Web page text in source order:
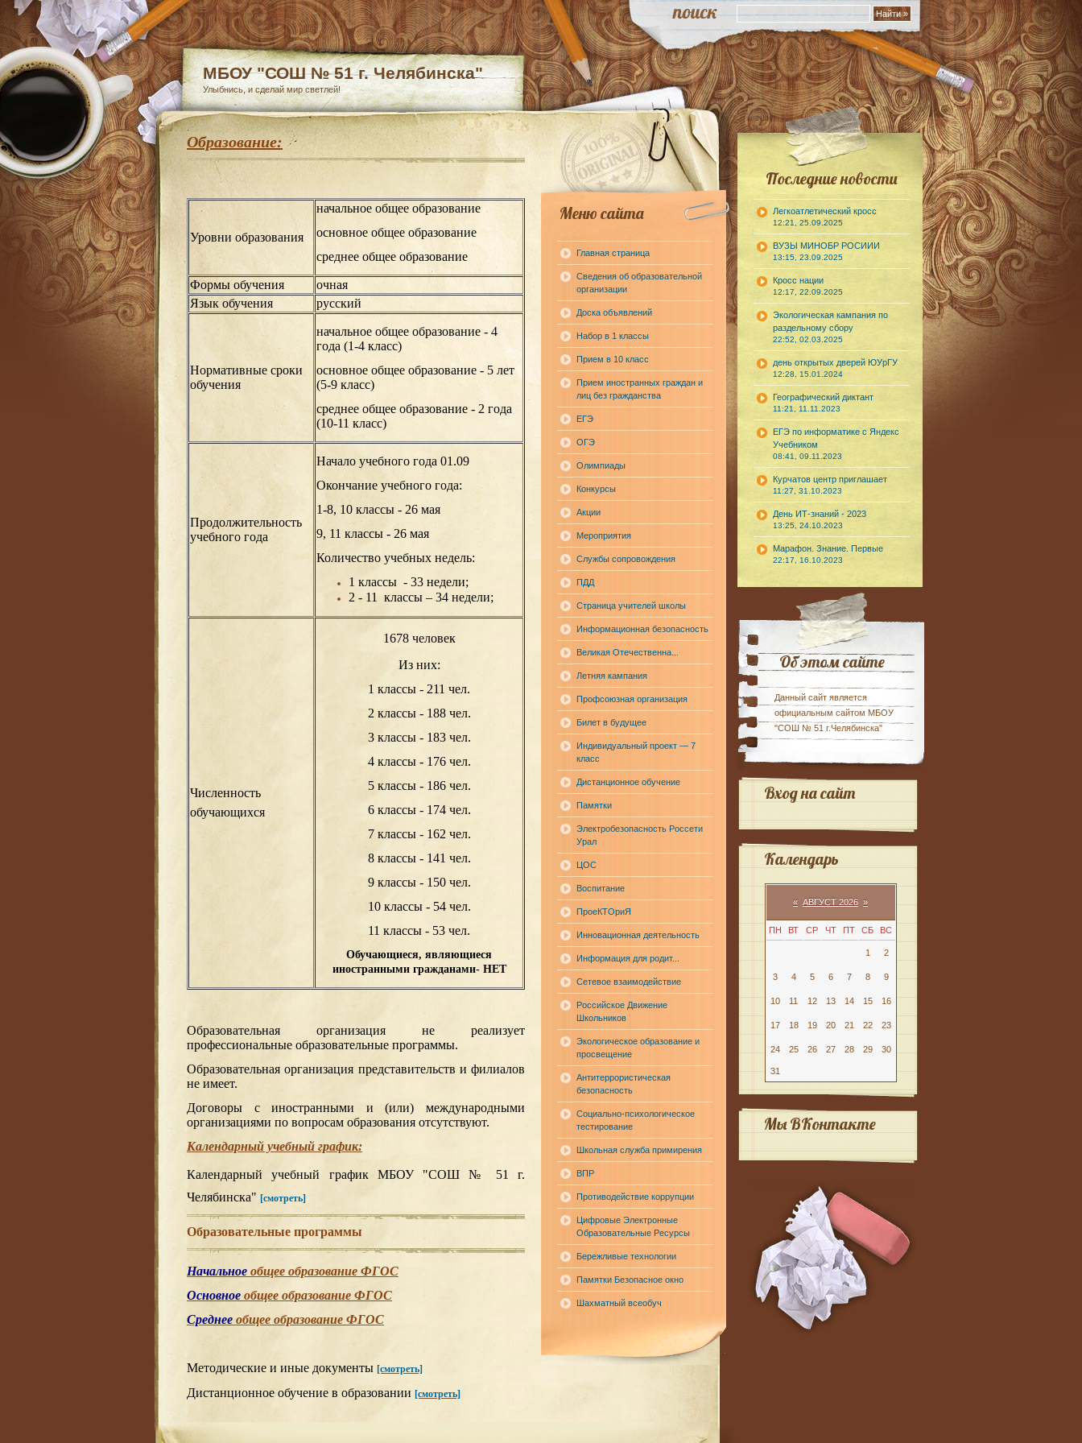
МБОУ "СОШ № 51 г. Челябинска"
Улыбнись, и сделай мир светлей!
Образование:
Уровни образования
начальное общее образование
основное общее образование
среднее общее образование
Формы обучения
очная
Язык обучения
русский
Нормативные сроки
обучения
начальное общее образование - 4
года (1-4 класс)
основное общее образование - 5 лет
(5-9 класс)
среднее общее образование - 2 года
(10-11 класс)
Продолжительность
учебного года
Начало учебного года 01.09
Окончание учебного года:
1-8, 10 классы - 26 мая
9, 11 классы - 26 мая
Количество учебных недель:
1 классы - 33 недели;
2 - 11 классы – 34 недели;
Численность
обучающихся
1678 человек
Из них:
1 классы - 211 чел.
2 классы - 188 чел.
3 классы - 183 чел.
4 классы - 176 чел.
5 классы - 186 чел.
6 классы - 174 чел.
7 классы - 162 чел.
8 классы - 141 чел.
9 классы - 150 чел.
10 классы - 54 чел.
11 классы - 53 чел.
Обучающиеся, являющиеся
иностранными гражданами- НЕТ
Образовательная организация не реализует
профессиональные образовательные программы.
Образовательная организация представительств и филиалов
не имеет.
Договоры с иностранными и (или) международными
организациями по вопросам образования отсутствуют.
Календарный учебный график:
Календарный учебный график МБОУ "СОШ № 51 г.
Челябинска" [смотреть]
Образовательные программы
Начальное общее образование ФГОС
Основное общее образование ФГОС
Среднее общее образование ФГОС
Методические и иные документы [смотреть]
Дистанционное обучение в образовании [смотреть]
Меню сайта
Главная страница
Сведения об образовательной
организации
Доска объявлений
Набор в 1 классы
Прием в 10 класс
Прием иностранных граждан и
лиц без гражданства
ЕГЭ
ОГЭ
Олимпиады
Конкурсы
Акции
Мероприятия
Службы сопровождения
ПДД
Страница учителей школы
Информационная безопасность
Великая Отечественна...
Летняя кампания
Профсоюзная организация
Билет в будущее
Индивидуальный проект — 7
класс
Дистанционное обучение
Памятки
Электробезопасность Россети
Урал
ЦОС
Воспитание
ПроеКТОриЯ
Инновационная деятельность
Информация для родит...
Сетевое взаимодействие
Российское Движение
Школьников
Экологическое образование и
просвещение
Антитеррористическая
безопасность
Социально-психологическое
тестирование
Школьная служба примирения
ВПР
Противодействие коррупции
Цифровые Электронные
Образовательные Ресурсы
Бережливые технологии
Памятки Безопасное окно
Шахматный всеобуч
Последние новости
Легкоатлетический кросс
12:21, 25.09.2025
ВУЗЫ МИНОБР РОСИИИ
13:15, 23.09.2025
Кросс нации
12:17, 22.09.2025
Экологическая кампания по
раздельному сбору
22:52, 02.03.2025
день открытых дверей ЮУрГУ
12:28, 15.01.2024
Географический диктант
11:21, 11.11.2023
ЕГЭ по информатике с Яндекс
Учебником
08:41, 09.11.2023
Курчатов центр приглашает
11:27, 31.10.2023
День ИТ-знаний - 2023
13:25, 24.10.2023
Марафон. Знание. Первые
22:17, 16.10.2023
Об этом сайте
Данный сайт является
официальным сайтом МБОУ
"СОШ № 51 г.Челябинска"
Вход на сайт
Календарь
« АВГУСТ 2026 »
ПН ВТ СР ЧТ ПТ СБ ВС
1 2
3 4 5 6 7 8 9
10 11 12 13 14 15 16
17 18 19 20 21 22 23
24 25 26 27 28 29 30
31
Мы ВКонтакте